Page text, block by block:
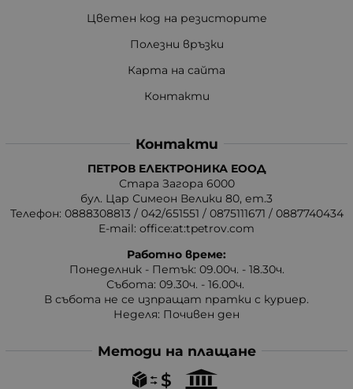
Цветен код на резисторите
Полезни връзки
Карта на сайта
Контакти
Контакти
ПЕТРОВ ЕЛЕКТРОНИКА ЕООД
Стара Загора 6000
бул. Цар Симеон Велики 80, ет.3
Телефон: 0888308813 / 042/651551 / 0875111671 / 0887740434
E-mail: office:at:tpetrov.com
Работно време:
Понеделник - Петък: 09.00ч. - 18.30ч.
Събота: 09.30ч. - 16.00ч.
В събота не се изпращат пратки с куриер.
Неделя: Почивен ден
Методи на плащане